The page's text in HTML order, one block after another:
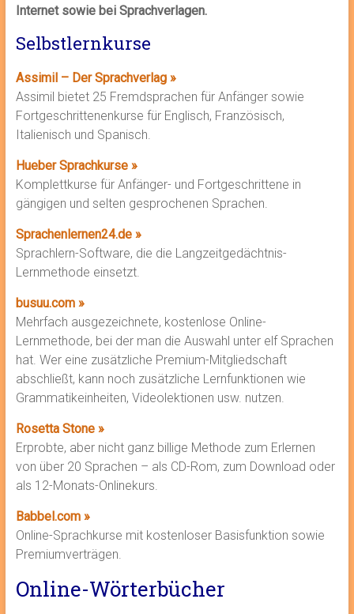
Internet sowie bei Sprachverlagen.
Selbstlernkurse
Assimil – Der Sprachverlag »
Assimil bietet 25 Fremdsprachen für Anfänger sowie
Fortgeschrittenenkurse für Englisch, Französisch,
Italienisch und Spanisch.
Hueber Sprachkurse »
Komplettkurse für Anfänger- und Fortgeschrittene in
gängigen und selten gesprochenen Sprachen.
Sprachenlernen24.de »
Sprachlern-Software, die die Langzeitgedächtnis-
Lernmethode einsetzt.
busuu.com »
Mehrfach ausgezeichnete, kostenlose Online-
Lernmethode, bei der man die Auswahl unter elf Sprachen
hat. Wer eine zusätzliche Premium-Mitgliedschaft
abschließt, kann noch zusätzliche Lernfunktionen wie
Grammatikeinheiten, Videolektionen usw. nutzen.
Rosetta Stone »
Erprobte, aber nicht ganz billige Methode zum Erlernen
von über 20 Sprachen – als CD-Rom, zum Download oder
als 12-Monats-Onlinekurs.
Babbel.com »
Online-Sprachkurse mit kostenloser Basisfunktion sowie
Premiumverträgen.
Online-Wörterbücher